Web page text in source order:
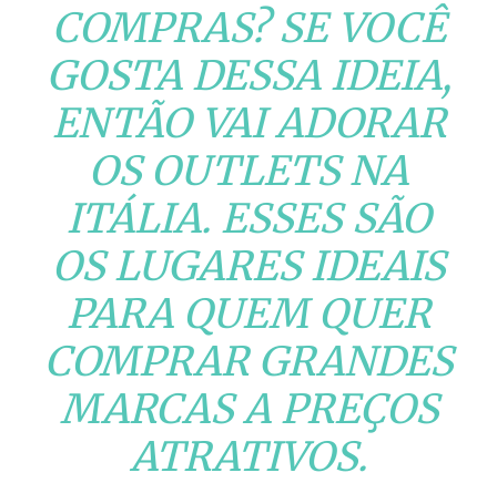
COMPRAS? SE VOCÊ
GOSTA DESSA IDEIA,
ENTÃO VAI ADORAR
OS OUTLETS NA
ITÁLIA. ESSES SÃO
OS LUGARES IDEAIS
PARA QUEM QUER
COMPRAR GRANDES
MARCAS A PREÇOS
ATRATIVOS.